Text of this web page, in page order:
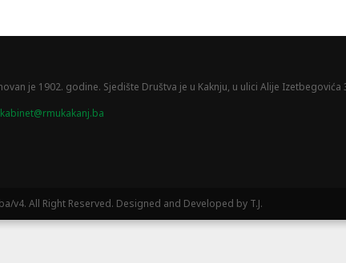
je 1902. godine. Sjedište Društva je u Kaknju, u ulici Alije Izetbegovića
kabinet@rmukakanj.ba
v4. All Right Reserved. Designed and Developed by T.J.